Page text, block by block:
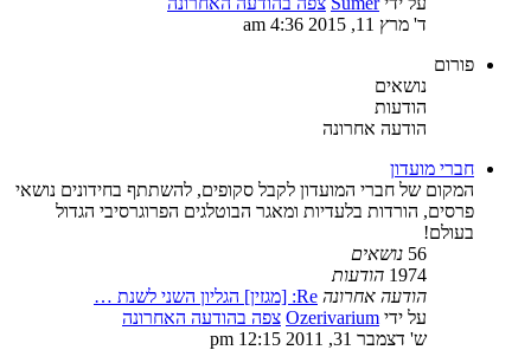
ד' מרץ 11, 2015 4:36 am
פורום
נושאים
הודעות
הודעה אחרונה
חברי מועדון
המקום של חברי המועדון לקבל סקופים, להשתתף בחידונים נושאי
פרסים, הורדות בלעדיות ומאגר הבוטלגים הפרוגרסיבי הגדול
בעולם!
56 נושאים
1974 הודעות
הודעה אחרונה Re: [מגזין] הגליון השני לשנת …
על ידי Ozerivarium צפה בהודעה האחרונה
ש' דצמבר 31, 2011 12:15 pm